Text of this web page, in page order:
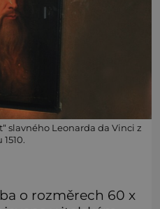
slavného Leonarda da Vinci z
1510.
o rozměrech 60 x